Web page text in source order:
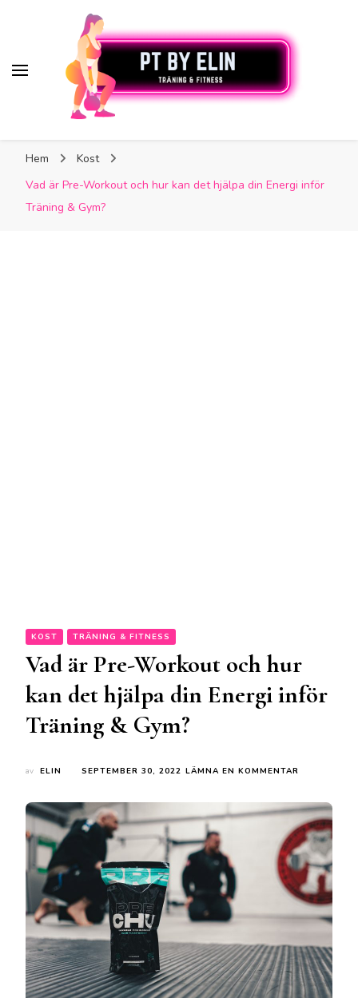
Hem
Kost
Vad är Pre-Workout och hur kan det hjälpa din Energi inför
Träning & Gym?
KOST TRÄNING & FITNESS
Vad är Pre-Workout och hur
kan det hjälpa din Energi inför
Träning & Gym?
av ELIN SEPTEMBER 30, 2022 LÄMNA EN KOMMENTAR
PRE-
WORKOUT
OCH
HUR
KAN
DET
HJÄLPA
DIN
ENERGI
INFÖR
TRÄNING
&
GYM?